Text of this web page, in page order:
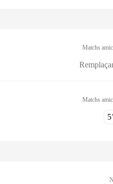
Matchs
Matchs